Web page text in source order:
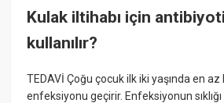
Kulak iltihabı için
kullanılır?
TEDAVİ Çoğu çocuk ilk iki yaşında en
enfeksiyonu geçirir. Enfeksiyonun